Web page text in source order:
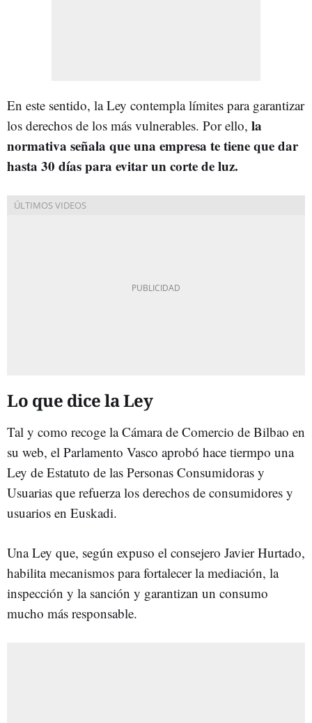
En este sentido, la Ley contempla límites para garantizar
los derechos de los más vulnerables. Por ello, la
normativa señala que una empresa te tiene que dar
hasta 30 días para evitar un corte de luz.
Lo que dice la Ley
Tal y como recoge la Cámara de Comercio de Bilbao en
su web, el Parlamento Vasco aprobó hace tiermpo una
Ley de Estatuto de las Personas Consumidoras y
Usuarias que refuerza los derechos de consumidores y
usuarios en Euskadi.
Una Ley que, según expuso el consejero Javier Hurtado,
habilita mecanismos para fortalecer la mediación, la
inspección y la sanción y garantizan un consumo
mucho más responsable.